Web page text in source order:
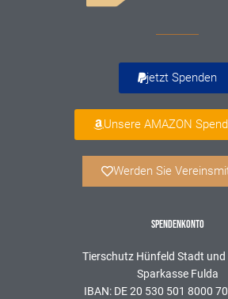
jetzt Spenden
Unsere AMAZON
Werden Sie
SPENDENKONTO
Tierschutz Hünfeld Stadt und
Sparkasse Fulda
IBAN: DE 20 530 501 8000